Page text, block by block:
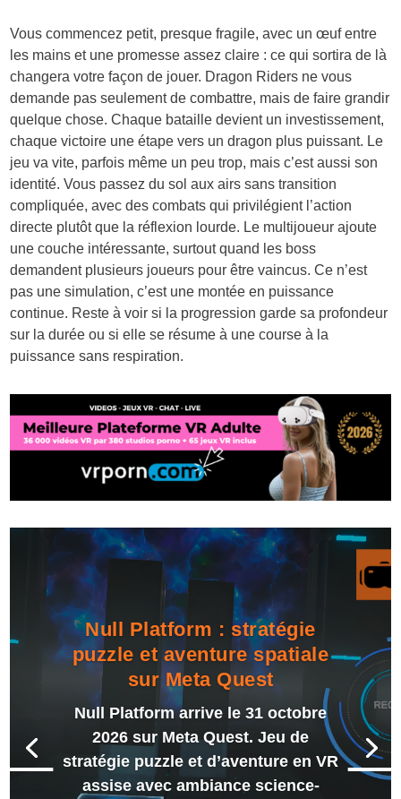
Vous commencez petit, presque fragile, avec un œuf entre
les mains et une promesse assez claire : ce qui sortira de là
changera votre façon de jouer. Dragon Riders ne vous
demande pas seulement de combattre, mais de faire grandir
quelque chose. Chaque bataille devient un investissement,
chaque victoire une étape vers un dragon plus puissant. Le
jeu va vite, parfois même un peu trop, mais c’est aussi son
identité. Vous passez du sol aux airs sans transition
compliquée, avec des combats qui privilégient l’action
directe plutôt que la réflexion lourde. Le multijoueur ajoute
une couche intéressante, surtout quand les boss
demandent plusieurs joueurs pour être vaincus. Ce n’est
pas une simulation, c’est une montée en puissance
continue. Reste à voir si la progression garde sa profondeur
sur la durée ou si elle se résume à une course à la
puissance sans respiration.
Null Platform : stratégie
puzzle et aventure spatiale
sur Meta Quest
Null Platform arrive le 31 octobre
2026 sur Meta Quest. Jeu de
stratégie puzzle et d’aventure en VR
assise avec ambiance science-